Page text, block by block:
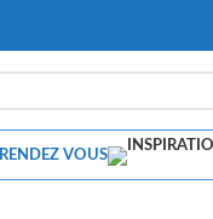
RENDEZ VOUS